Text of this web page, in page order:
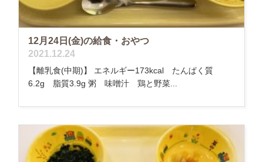
12月24日(金)の給食・おやつ
2021.12.24
【離乳食(中期)】 エネルギー173kcal たんぱく質
6.2g 脂質3.9g 粥 味噌汁 鶏と野菜...